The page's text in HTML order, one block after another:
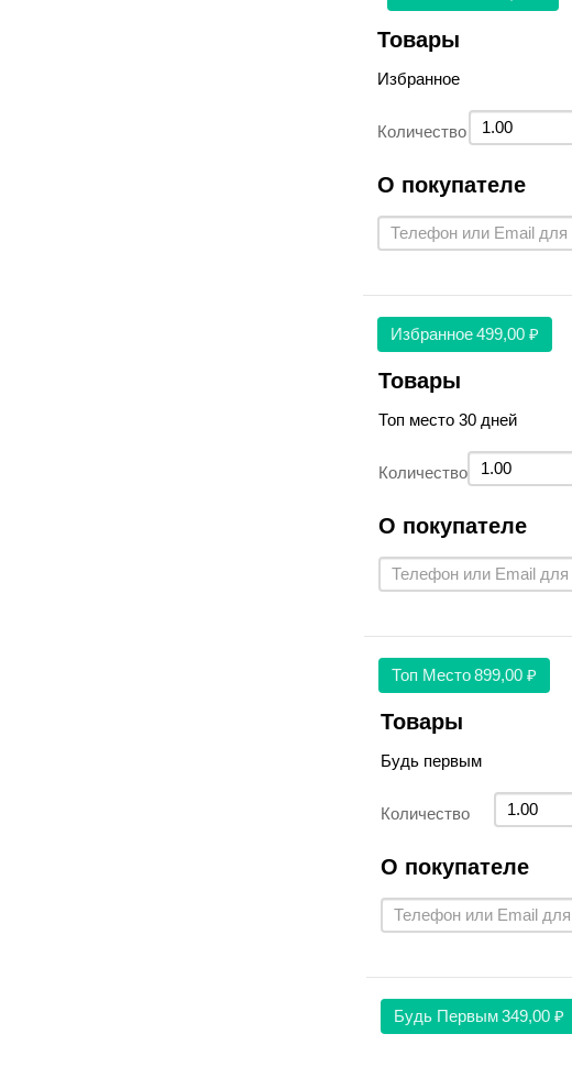
Товары
Избранное
Количество
О покупателе
Избранное 499,00 ₽
Товары
Топ место 30 дней
Количество
О покупателе
Топ Место 899,00 ₽
Товары
Будь первым
Количество
О покупателе
Будь Первым349,00 ₽